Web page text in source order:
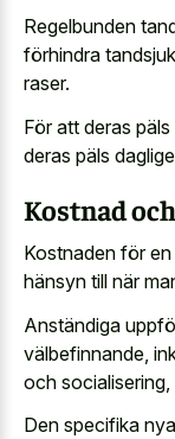
Regelbunden
förhindra
raser.
För att deras
deras päls
Kostnad
Kostnaden för
hänsyn till när
Anständiga
välbefinnande,
och
Den specifika